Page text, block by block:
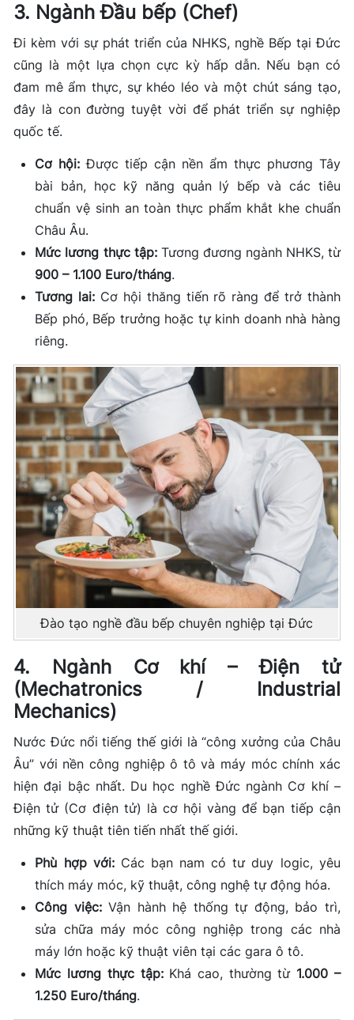
3. Ngành Đầu bếp (Chef)
Đi kèm với sự phát triển của NHKS, nghề Bếp tại Đức
cũng là một lựa chọn cực kỳ hấp dẫn. Nếu bạn có
đam mê ẩm thực, sự khéo léo và một chút sáng tạo,
đây là con đường tuyệt vời để phát triển sự nghiệp
quốc tế.
Cơ hội: Được tiếp cận nền ẩm thực phương Tây
bài bản, học kỹ năng quản lý bếp và các tiêu
chuẩn vệ sinh an toàn thực phẩm khắt khe chuẩn
Châu Âu.
Mức lương thực tập:Tương đương ngành NHKS, từ
900 – 1.100 Euro/tháng.
Tương lai: Cơ hội thăng tiến rõ ràng để trở thành
Bếp phó, Bếp trưởng hoặc tự kinh doanh nhà hàng
riêng.
Đào tạo nghề đầu bếp chuyên nghiệp tại Đức
4. Ngành Cơ khí – Điện tử
(Mechatronics / Industrial
Mechanics)
Nước Đức nổi tiếng thế giới là “công xưởng của Châu
Âu” với nền công nghiệp ô tô và máy móc chính xác
hiện đại bậc nhất. Du học nghề Đức ngành Cơ khí –
Điện tử (Cơ điện tử) là cơ hội vàng để bạn tiếp cận
những kỹ thuật tiên tiến nhất thế giới.
Phù hợp với:Các bạn nam có tư duy logic, yêu
thích máy móc, kỹ thuật, công nghệ tự động hóa.
Công việc:Vận hành hệ thống tự động, bảo trì,
sửa chữa máy móc công nghiệp trong các nhà
máy lớn hoặc kỹ thuật viên tại các gara ô tô.
Mức lương thực tập:Khá cao, thường từ 1.000 –
1.250 Euro/tháng.